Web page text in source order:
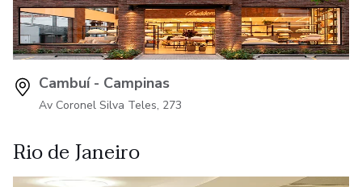
Cambuí - Campinas
Av Coronel Silva Teles, 273
Rio de Janeiro